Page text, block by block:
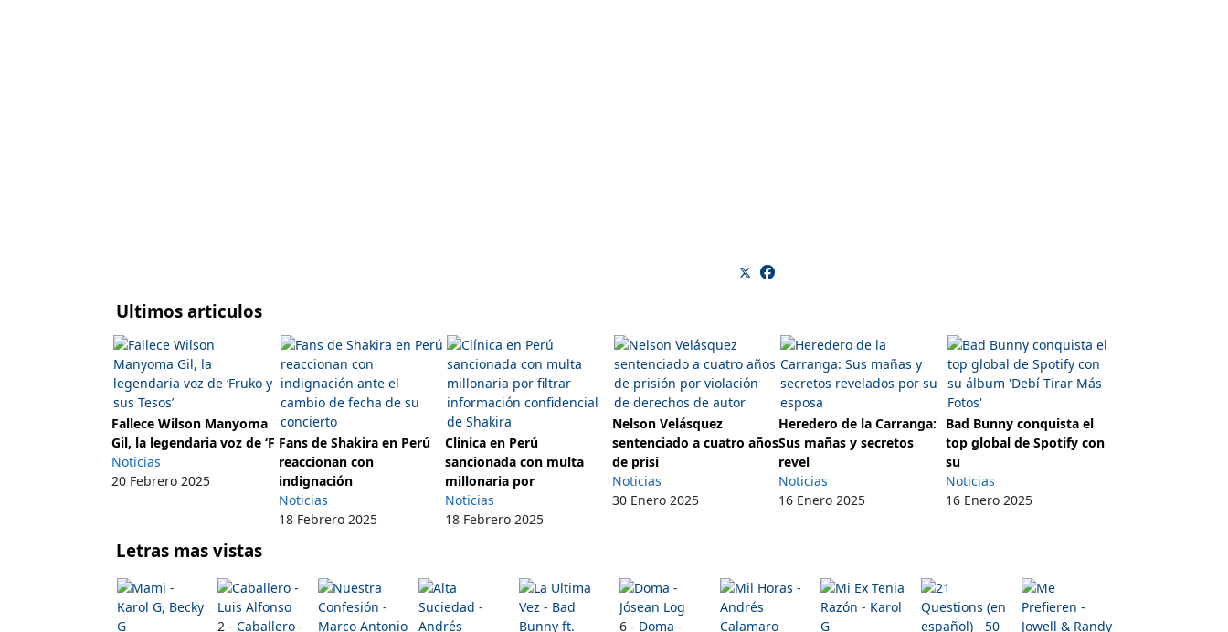
Ultimos articulos
Fallece Wilson Manyoma
Gil, la legendaria voz de ‘F
Noticias
20 Febrero 2025
Fans de Shakira en Perú
reaccionan con
indignación
Noticias
18 Febrero 2025
Clínica en Perú
sancionada con multa
millonaria por
Noticias
18 Febrero 2025
Nelson Velásquez
sentenciado a cuatro años
de prisi
Noticias
30 Enero 2025
Heredero de la Carranga:
Sus mañas y secretos
revel
Noticias
16 Enero 2025
Bad Bunny conquista el
top global de Spotify con
su
Noticias
16 Enero 2025
Letras mas vistas
2 - Caballero - 6 - Doma -